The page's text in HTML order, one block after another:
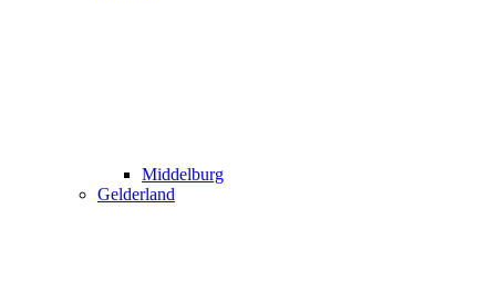
Middelburg
Gelderland